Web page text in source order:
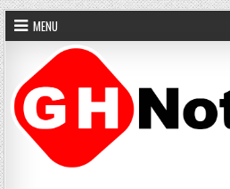
Skip
to
content
MENU